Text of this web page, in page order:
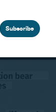
Subscribe